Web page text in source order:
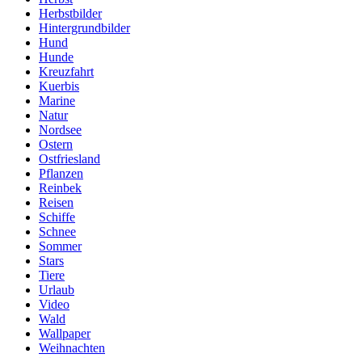
Herbstbilder
Hintergrundbilder
Hund
Hunde
Kreuzfahrt
Kuerbis
Marine
Natur
Nordsee
Ostern
Ostfriesland
Pflanzen
Reinbek
Reisen
Schiffe
Schnee
Sommer
Stars
Tiere
Urlaub
Video
Wald
Wallpaper
Weihnachten